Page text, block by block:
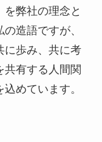
弊社の理念と
造語ですが、
に歩み、共に考
共有する人間関
めています。